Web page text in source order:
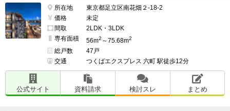
所在地
東京都足立区南花畑２-18-2
価格
未定
間取
2LDK・3LDK
専有面積
56m2 ～75.68m2
総戸数
47戸
交通
つくばエクスプレス 六町 駅徒歩12分
公式サイト 資料請求 検討スレ まとめ